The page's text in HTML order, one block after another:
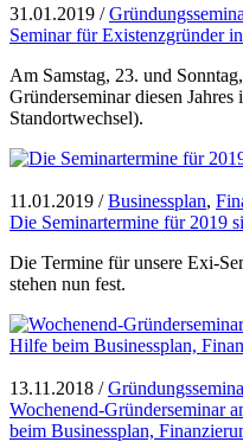
31.01.2019 /
Seminar für Existenzgründer
Am Samstag, 23. und
Gründerseminar diesen
Standortwechsel).
11.01.2019 /Businessplan,
Die Seminartermine für 2019
Die Termine für unsere Exi-
stehen nun fest.
13.11.2018 /
Wochenend-Gründerseminar
beim Businessplan,